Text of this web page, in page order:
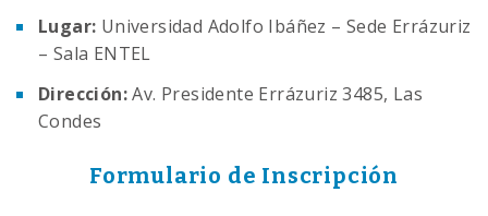
Lugar: Universidad Adolfo Ibáñez – Sede Errázuriz
– Sala ENTEL
Dirección:Av. Presidente Errázuriz 3485, Las
Condes
Formulario de Inscripción